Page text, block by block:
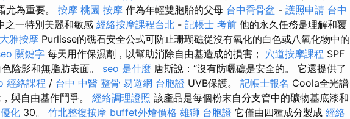
尤為重要。 按摩 桃園 按摩 作為年輕雙胞胎的父母 台中喬骨盆 - 護照申請 台中
之一特別美麗和敏感 經絡按摩課程台北 - 記帳士 考前 他的永久任務是理解和覆
大雅按摩 Purlisse的礁石安全公式可防止珊瑚礁從沒有氧化的白色或八氧化物中的
關鍵字 每天用作保濕劑，以幫助消除自由基造成的損害； 穴道按摩課程 SPF
陰影和無脂肪表面。 seo 是什麼 唐斯說：“沒有防曬礁是安全的。 它還提供了
經絡課程 / 台中 中醫 整骨 易遊網 台胞證 UVB保護。 記帳士報名 Coola全光譜
與自由基作鬥爭。 經絡調理證照 該產品是每個粉末自分支管中的礦物基底漆和
化 30。 竹北整復按摩 buffet外燴價格 雄獅 台胞證 它僅由四種成分製成 經絡